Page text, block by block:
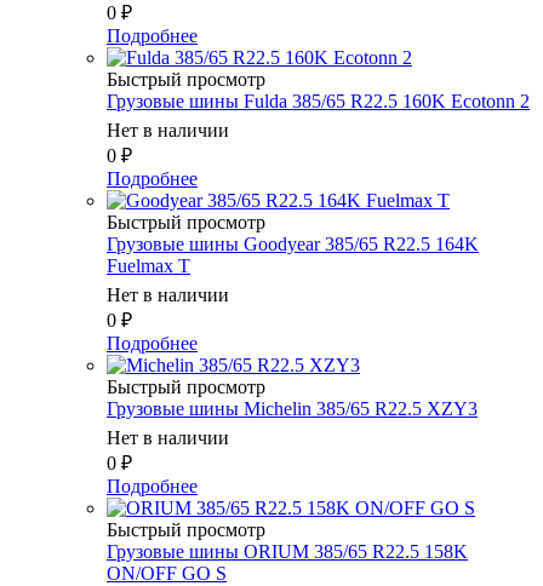
0 ₽
Подробнее
Быстрый просмотр
Грузовые шины Fulda 385/65 R22.5 160K Ecotonn 2
Нет в наличии
0 ₽
Подробнее
Быстрый просмотр
Грузовые шины Goodyear 385/65 R22.5 164K
Fuelmax T
Нет в наличии
0 ₽
Подробнее
Быстрый просмотр
Грузовые шины Michelin 385/65 R22.5 XZY3
Нет в наличии
0 ₽
Подробнее
Быстрый просмотр
Грузовые шины ORIUM 385/65 R22.5 158K
ON/OFF GO S